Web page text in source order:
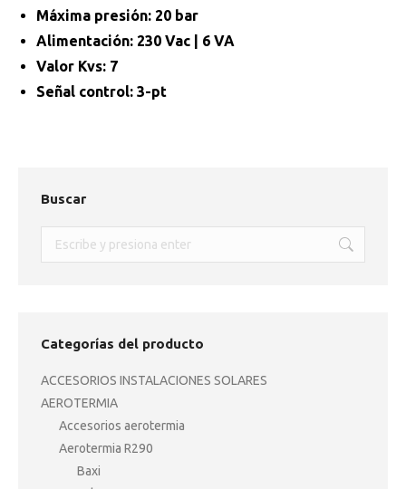
Máxima presión: 20 bar
Alimentación: 230 Vac | 6 VA
Valor Kvs: 7
Señal control: 3-pt
Buscar
Categorías del producto
ACCESORIOS INSTALACIONES SOLARES
AEROTERMIA
Accesorios aerotermia
Aerotermia R290
Baxi